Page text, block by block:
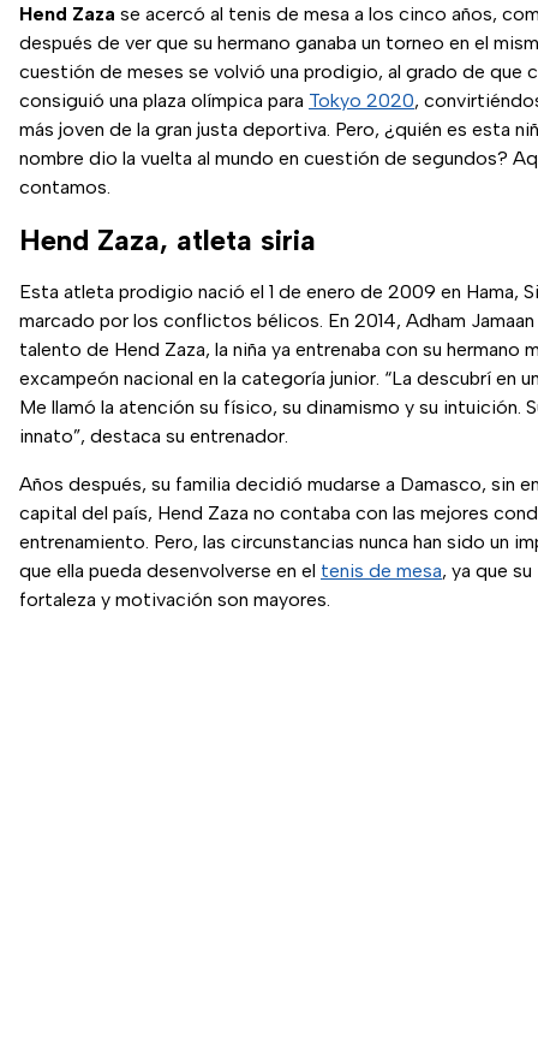
Hend Zaza se acercó al tenis de mesa a los cinco años,
después de ver que su hermano ganaba un torneo en el
cuestión de meses se volvió una prodigio, al grado de que
consiguió una plaza olímpica para Tokyo 2020,
más joven de la gran justa deportiva. Pero, ¿quién es esta
nombre dio la vuelta al mundo en cuestión de segundos?
contamos.
Hend Zaza, atleta siria
Esta atleta prodigio nació el 1 de enero de 2009 en Hama,
marcado por los conflictos bélicos. En 2014, Adham
talento de Hend Zaza, la niña ya entrenaba con su hermano
excampeón nacional en la categoría junior. “La descubrí en
Me llamó la atención su físico, su dinamismo y su intuición.
innato”, destaca su entrenador.
Años después, su familia decidió mudarse a Damasco, sin
capital del país, Hend Zaza no contaba con las mejores
entrenamiento. Pero, las circunstancias nunca han sido un
que ella pueda desenvolverse en el tenis de mesa, ya que
fortaleza y motivación son mayores.